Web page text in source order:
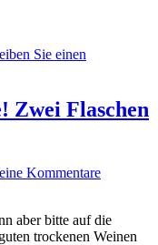
Sie einen
Zwei Flaschen
Kommentare
aber bitte auf die
trockenen Weinen